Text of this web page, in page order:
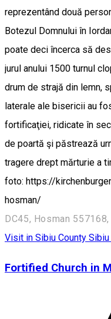
reprezentând două
Botezul Domnului în
poate deci încerca să
jurul anului 1500 turnul
drum de strajă din lemn,
laterale ale bisericii au
fortificaţiei, ridicate în
de poartă şi păstrează
tragere drept mărturie a
foto: https://
hosman/
DC45, Hosman 557168,
Visit in Sibiu County Sibiu
Fortified Church in